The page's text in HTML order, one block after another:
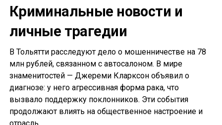
Криминальные новости и
личные трагедии
В Тольятти расследуют дело о мошенничестве на 78
млн рублей, связанном с автосалоном. В мире
знаменитостей — Джереми Кларксон объявил о
диагнозе: у него агрессивная форма рака, что
вызвало поддержку поклонников. Эти события
продолжают влиять на общественное настроение и